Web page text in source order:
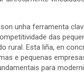
son unha ferramenta
das
rural. Esta liña, en
e pequenas
para